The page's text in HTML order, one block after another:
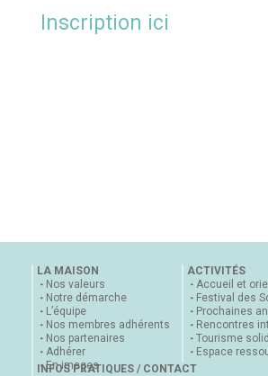
Inscription ici
LA MAISON
Nos valeurs
Notre démarche
L’équipe
Nos membres adhérents
Nos partenaires
Adhérer
En images
ACTIVITÉS
Accueil et
Festival des
Prochaines
Rencontres
Tourisme
Espace
INFOS PRATIQUES / CONTACT